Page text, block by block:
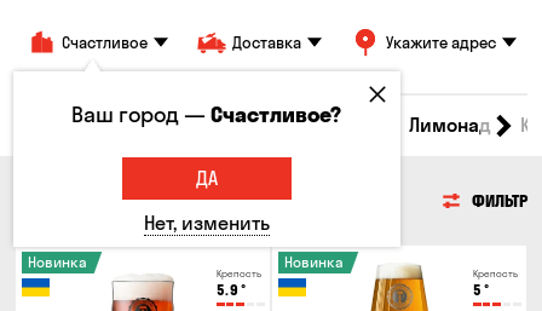
Счастливое Доставка Укажите адрес
Все товары Пиво Сидр Вино Лимонад
ФИЛЬТР
Крепость
5.9 °
Новинка
Крепость
5 °
Новинка
Ваш город —Счастливое?
ДА
Нет, изменить